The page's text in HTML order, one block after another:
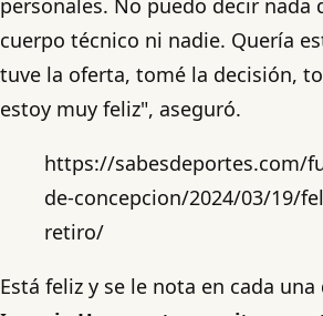
personales. No puedo decir nada
cuerpo técnico ni nadie. Quería
tuve la oferta, tomé la decisión,
estoy muy feliz", aseguró.
https://sabesdeportes.com/
de-concepcion/2024/03/19/
retiro/
Está feliz y se le nota en cada